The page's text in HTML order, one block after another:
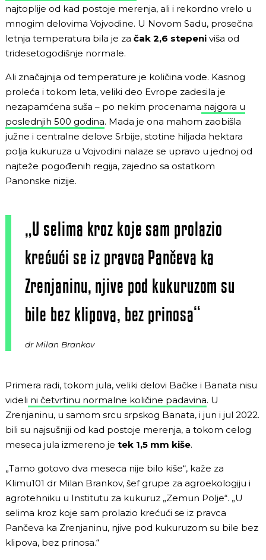
najtoplije od kad postoje merenja, ali i rekordno vrelo u
mnogim delovima Vojvodine. U Novom Sadu, prosečna
letnja temperatura bila je za čak 2,6 stepeni viša od
tridesetogodišnje normale.
Ali značajnija od temperature je količina vode. Kasnog
proleća i tokom leta, veliki deo Evrope zadesila je
nezapamćena suša – po nekim procenama najgora u
poslednjih 500 godina. Mada je ona mahom zaobišla
južne i centralne delove Srbije, stotine hiljada hektara
polja kukuruza u Vojvodini nalaze se upravo u jednoj od
najteže pogođenih regija, zajedno sa ostatkom
Panonske nizije.
„U selima kroz koje sam prolazio
krećući se iz pravca Pančeva ka
Zrenjaninu, njive pod kukuruzom su
bile bez klipova, bez prinosa“
dr Milan Brankov
Primera radi, tokom jula, veliki delovi Bačke i Banata nisu
videli ni četvrtinu normalne količine padavina. U
Zrenjaninu, u samom srcu srpskog Banata, i jun i jul 2022.
bili su najsušniji od kad postoje merenja, a tokom celog
meseca jula izmereno je tek 1,5 mm kiše.
„Tamo gotovo dva meseca nije bilo kiše“, kaže za
Klimu101 dr Milan Brankov, šef grupe za agroekologiju i
agrotehniku u Institutu za kukuruz „Zemun Polje“. „U
selima kroz koje sam prolazio krećući se iz pravca
Pančeva ka Zrenjaninu, njive pod kukuruzom su bile bez
klipova, bez prinosa.“